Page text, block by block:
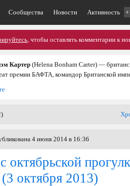
Сообщества Новости Активность
, чтобы оставлять комментарии к
Картер (Helena Bonham Carter) —
премии БАФТА, командор Британской
4 июня 2014 в 16:36
октябрьской
(3 октября 2013)